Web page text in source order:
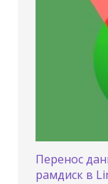
Перенос
рамдиск в